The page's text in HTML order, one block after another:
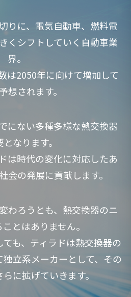
りに、電気自動車、燃料電
くシフトしていく自動車業
界。
は2050年に向けて増加して
想されます。
にない多種多様な熱交換器
なります。
は時代の変化に対応したあ
会の発展に貢献します。
わろうとも、熱交換器のニ
とはありません。
も、ティラドは熱交換器の
立系メーカーとして、その
に拡げていきます。